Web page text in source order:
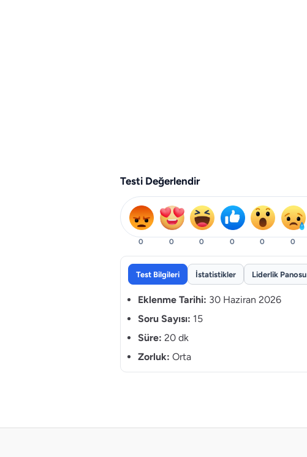
Testi Değerlendir
0 0 0 0 0 0
Test Bilgileri İstatistikler Liderlik Panosu
Eklenme Tarihi: 30 Haziran 2026
Soru Sayısı: 15
Süre: 20 dk
Zorluk: Orta